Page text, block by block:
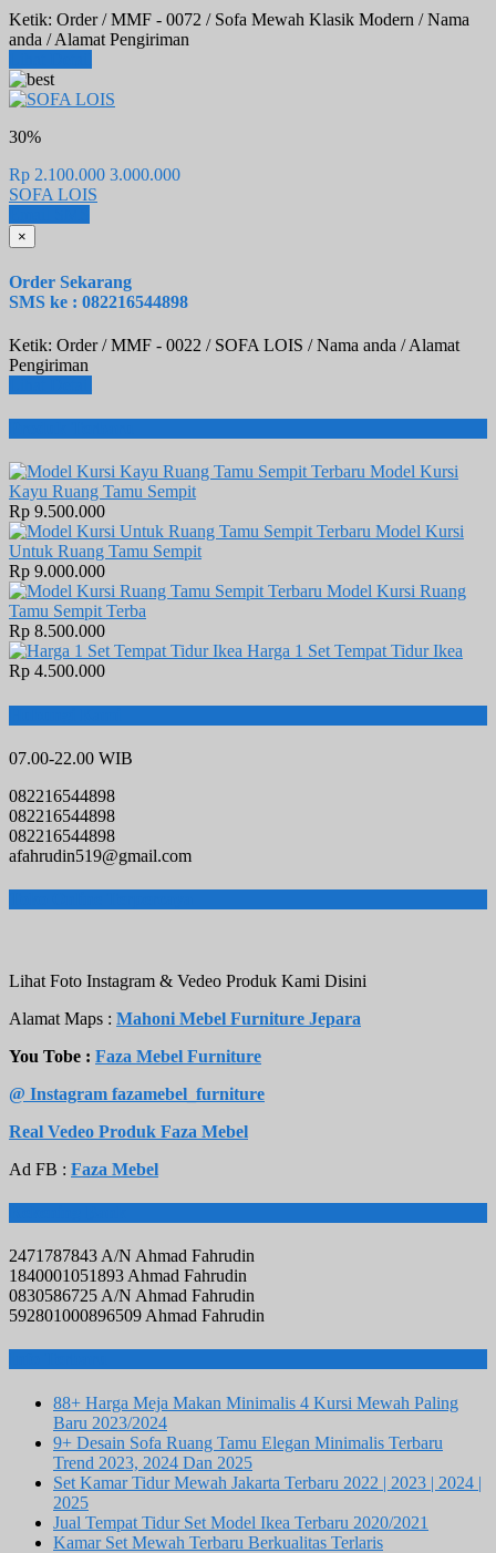
Ketik: Order / MMF - 0072 / Sofa Mewah Klasik Modern / Nama
anda / Alamat Pengiriman
30%
Rp 2.100.000 3.000.000
SOFA LOIS
×
Order Sekarang
SMS ke : 082216544898
Ketik: Order / MMF - 0022 / SOFA LOIS / Nama anda / Alamat
Pengiriman
Model Kursi
Kayu Ruang Tamu Sempit
Rp 9.500.000
Model Kursi
Untuk Ruang Tamu Sempit
Rp 9.000.000
Model Kursi Ruang
Tamu Sempit Terba
Rp 8.500.000
Harga 1 Set Tempat Tidur Ikea
Rp 4.500.000
07.00-22.00 WIB
082216544898
082216544898
082216544898
afahrudin519@gmail.com
Lihat Foto Instagram & Vedeo Produk Kami Disini
Alamat Maps : Mahoni Mebel Furniture Jepara
You Tobe : Faza Mebel Furniture
@ Instagram fazamebel_furniture
Real Vedeo Produk Faza Mebel
Ad FB : Faza Mebel
2471787843 A/N Ahmad Fahrudin
1840001051893 Ahmad Fahrudin
0830586725 A/N Ahmad Fahrudin
592801000896509 Ahmad Fahrudin
88+ Harga Meja Makan Minimalis 4 Kursi Mewah Paling
Baru 2023/2024
9+ Desain Sofa Ruang Tamu Elegan Minimalis Terbaru
Trend 2023, 2024 Dan 2025
Set Kamar Tidur Mewah Jakarta Terbaru 2022 | 2023 | 2024 |
2025
Jual Tempat Tidur Set Model Ikea Terbaru 2020/2021
Kamar Set Mewah Terbaru Berkualitas Terlaris